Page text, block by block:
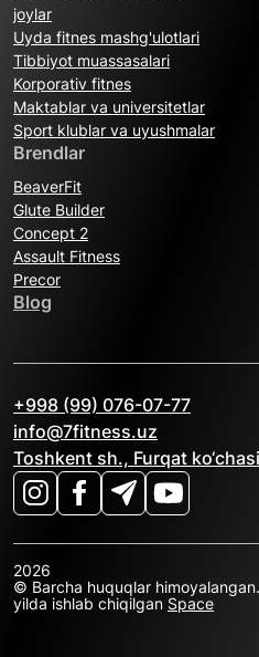
joylar
Uyda fitnes mashg'ulotlari
Tibbiyot muassasalari
Korporativ fitnes
Maktablar va universitetlar
Sport klublar va uyushmalar
Brendlar
BeaverFit
Glute Builder
Concept 2
Assault Fitness
Precor
Blog
+998 (99) 076-07-77
info@7fitness.uz
Toshkent sh., Furqat
2026
© Barcha huquqlar
yilda ishlab chiqilgan Space